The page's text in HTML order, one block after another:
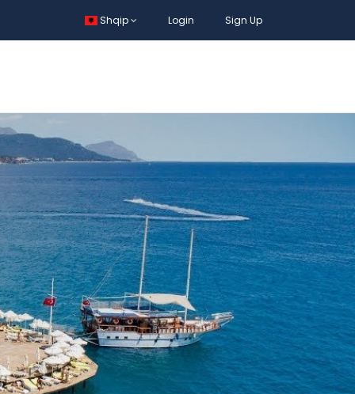
Shqip Login Sign Up